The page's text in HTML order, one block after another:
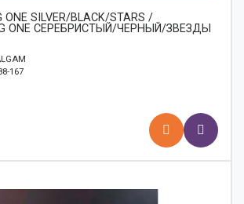
ONE SILVER/BLACK/STARS /
ONE СЕРЕБРИСТЫЙ/ЧЕРНЫЙ/ЗВЕЗДЫ
167